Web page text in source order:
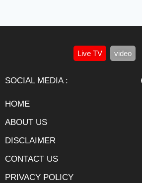
Live TV video
SOCIAL MEDIA :
HOME
ABOUT US
DISCLAIMER
CONTACT US
PRIVACY POLICY